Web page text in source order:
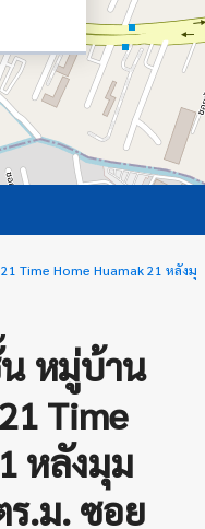
Time Home Huamak 21 หลังมุ
หมู่บ้าน
Time
หลังมุม
.ม. ซอย